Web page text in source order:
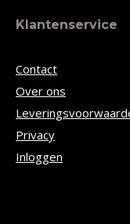
Klantenservice
Contact
Over ons
Privacy
Inloggen